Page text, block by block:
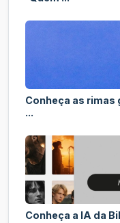
Conheça as rimas
...
Conheça a IA da